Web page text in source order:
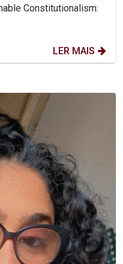
Constitutionalism:
LER MAIS